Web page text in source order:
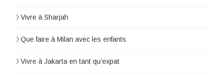
Vivre à Sharjah
Que faire à Milan avec les enfants
Vivre à Jakarta en tant qu’expat